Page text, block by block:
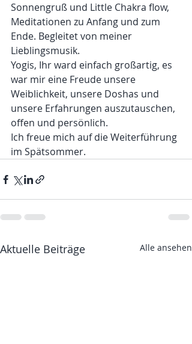
Sonnengruß und Little Chakra flow,
Meditationen zu Anfang und zum
Ende. Begleitet von meiner
Lieblingsmusik.
Yogis, Ihr ward einfach großartig, es
war mir eine Freude unsere
Weiblichkeit, unsere Doshas und
unsere Erfahrungen auszutauschen,
offen und persönlich.
Ich freue mich auf die Weiterführung
im Spätsommer.
Aktuelle Beiträge Alle ansehen